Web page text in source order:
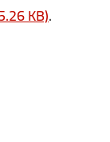
KB).